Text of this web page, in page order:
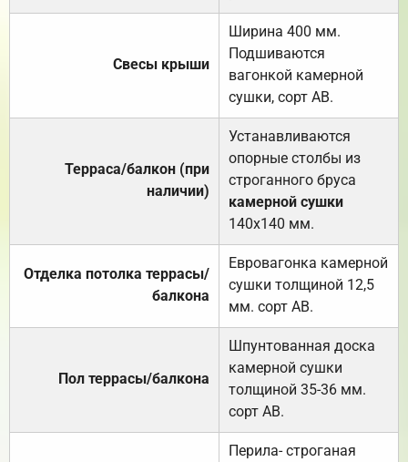
Свесы крыши
Ширина 400 мм.
Подшиваются
вагонкой камерной
сушки, сорт АВ.
Терраса/балкон (при
наличии)
Устанавливаются
опорные столбы из
строганного бруса
камерной сушки
140х140 мм.
Отделка потолка террасы/
балкона
Евровагонка камерной
сушки толщиной 12,5
мм. сорт АВ.
Пол террасы/балкона
Шпунтованная доска
камерной сушки
толщиной 35-36 мм.
сорт АВ.
Перила- строганая